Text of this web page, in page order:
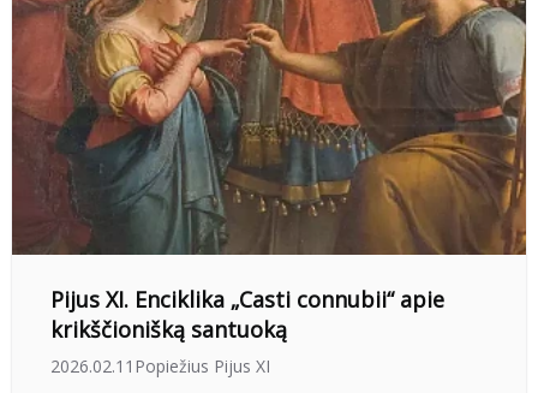
Pijus XI. Enciklika „Casti connubii“ apie
krikščionišką santuoką
2026.02.11 Popiežius Pijus XI